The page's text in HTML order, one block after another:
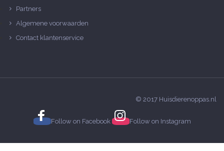
Partners
Algemene voorwaarden
Contact klantenservice
© 2017 Huisdierenoppas.nl
Follow on Facebook Follow on Instagram